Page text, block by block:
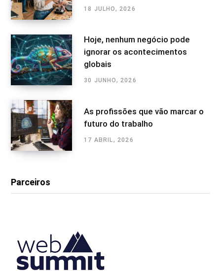
18 JULHO, 2026
Hoje, nenhum negócio pode
ignorar os acontecimentos
globais
30 JUNHO, 2026
As profissões que vão marcar o
futuro do trabalho
17 ABRIL, 2026
Parceiros